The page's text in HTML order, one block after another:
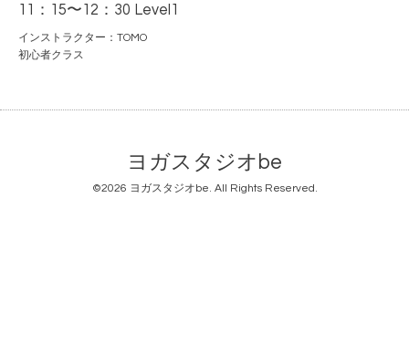
11：15〜12：30 Level1
インストラクター：TOMO
初心者クラス
ヨガスタジオbe
©2026 ヨガスタジオbe. All Rights Reserved.